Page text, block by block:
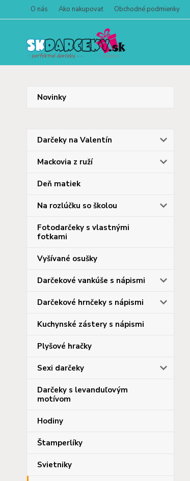
O nás Ako nakupovať Obchodné podmienky
Novinky
Darčeky na Valentín
Mackovia z ruží
Deň matiek
Na rozlúčku so školou
Fotodarčeky s vlastnými
fotkami
Vyšívané osušky
Darčekové vankúše s nápismi
Darčekové hrnčeky s nápismi
Kuchynské zástery s nápismi
Plyšové hračky
Sexi darčeky
Darčeky s levanduľovým
motívom
Hodiny
Štamperlíky
Svietniky